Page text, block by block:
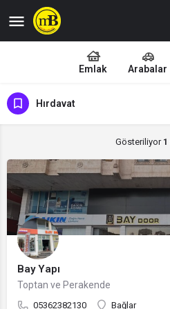
Emlak Arabalar
Hırdavat
Gösteriliyor 1
Bay Yapı
Toptan ve Perakende
05362382130 Bağlar